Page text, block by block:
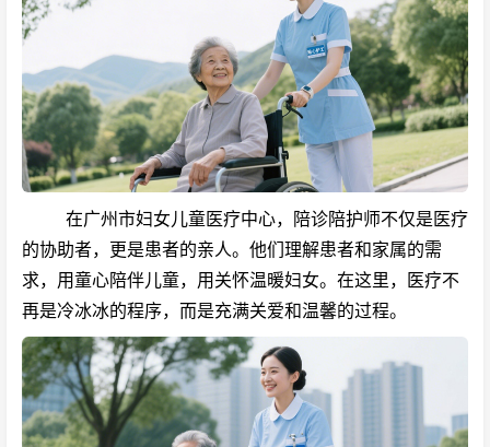
在广州市妇女儿童医疗中心，陪诊陪护师不仅是医疗
的协助者，更是患者的亲人。他们理解患者和家属的需
求，用童心陪伴儿童，用关怀温暖妇女。在这里，医疗不
再是冷冰冰的程序，而是充满关爱和温馨的过程。